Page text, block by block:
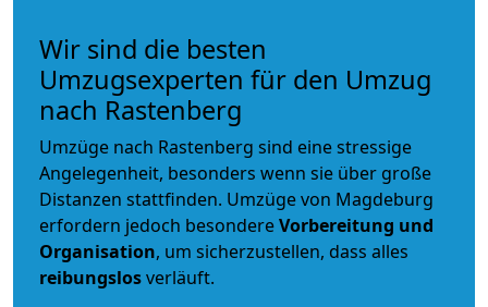
Wir sind die besten
Umzugsexperten für den Umzug
nach Rastenberg
Umzüge nach Rastenberg sind eine stressige
Angelegenheit, besonders wenn sie über große
Distanzen stattfinden. Umzüge von Magdeburg
erfordern jedoch besondereVorbereitung und
Organisation, um sicherzustellen, dass alles
reibungslosverläuft.